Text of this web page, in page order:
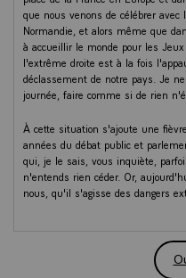
que nous venons de célébrer
Normandie, et alors même que
à accueillir le monde pour les
l'extrême droite est à la fois
déclassement de notre pays. Je
journée, faire comme si de rien
À cette situation s'ajoute une
années du débat public et
qui, je le sais, vous inquiète,
n'entends rien céder. Or,
nous, qu'il s'agisse des dangers
C'est pourquoi, après avoir